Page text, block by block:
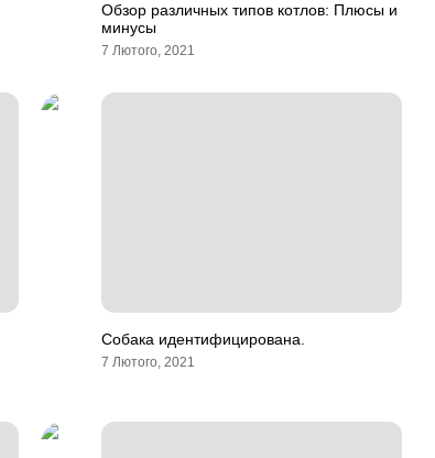
Обзор различных типов котлов: Плюсы и
минусы
7 Лютого, 2021
Собака идентифицирована.
7 Лютого, 2021